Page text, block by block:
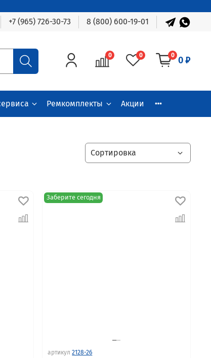
+7 (965) 726-30-73 8 (800) 600-19-01
0 0 0 0 ₽
Ремкомплекты Акции
Заберите сегодня
артикул 2128-26